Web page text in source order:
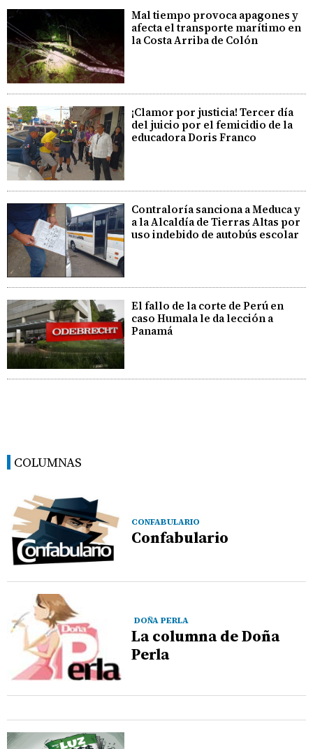
Mal tiempo provoca apagones y
afecta el transporte marítimo en
la Costa Arriba de Colón
¡Clamor por justicia! Tercer día
del juicio por el femicidio de la
educadora Doris Franco
Contraloría sanciona a Meduca y
a la Alcaldía de Tierras Altas por
uso indebido de autobús escolar
El fallo de la corte de Perú en
caso Humala le da lección a
Panamá
COLUMNAS
CONFABULARIO
Confabulario
DOÑA PERLA
La columna de Doña
Perla